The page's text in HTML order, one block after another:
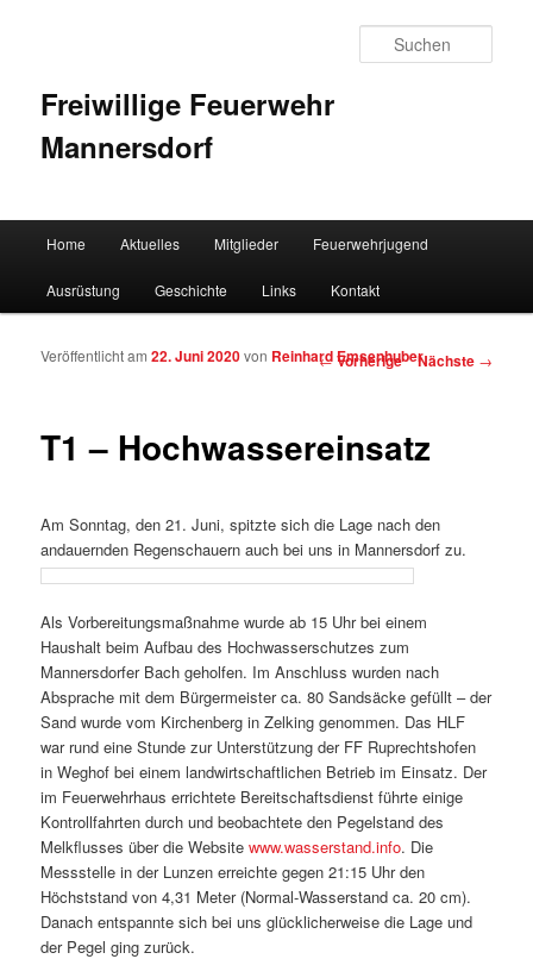
Freiwillige Feuerwehr
Mannersdorf
Zum Inhalt wechseln
Zum sekundären Inhalt wechseln
Home Aktuelles Mitglieder Feuerwehrjugend
Ausrüstung Geschichte Links Kontakt
Artikelnavigation
←Vorherige Nächste →
T1 – Hochwassereinsatz
Veröffentlicht am22. Juni 2020von Reinhard Emsenhuber
Am Sonntag, den 21. Juni, spitzte sich die Lage nach den
andauernden Regenschauern auch bei uns in Mannersdorf zu.
Als Vorbereitungsmaßnahme wurde ab 15 Uhr bei einem
Haushalt beim Aufbau des Hochwasserschutzes zum
Mannersdorfer Bach geholfen. Im Anschluss wurden nach
Absprache mit dem Bürgermeister ca. 80 Sandsäcke gefüllt – der
Sand wurde vom Kirchenberg in Zelking genommen. Das HLF
war rund eine Stunde zur Unterstützung der FF Ruprechtshofen
in Weghof bei einem landwirtschaftlichen Betrieb im Einsatz. Der
im Feuerwehrhaus errichtete Bereitschaftsdienst führte einige
Kontrollfahrten durch und beobachtete den Pegelstand des
Melkflusses über die Websitewww.wasserstand.info. Die
Messstelle in der Lunzen erreichte gegen 21:15 Uhr den
Höchststand von 4,31 Meter (Normal-Wasserstand ca. 20 cm).
Danach entspannte sich bei uns glücklicherweise die Lage und
der Pegel ging zurück.